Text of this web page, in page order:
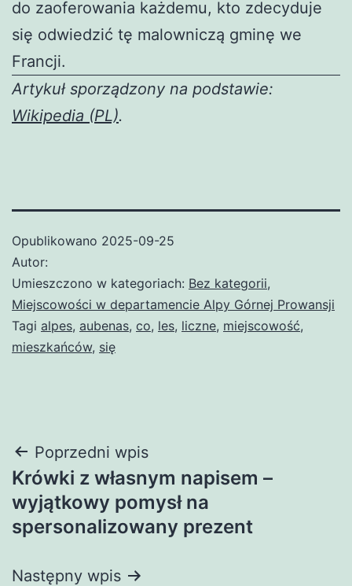
do zaoferowania każdemu, kto zdecyduje
się odwiedzić tę malowniczą gminę we
Francji.
Artykuł sporządzony na podstawie:
Wikipedia (PL).
Opublikowano 2025-09-25
Autor:
Umieszczono w kategoriach: Bez kategorii,
Miejscowości w departamencie Alpy Górnej Prowansji
Tagi alpes, aubenas, co, les, liczne, miejscowość,
mieszkańców, się
Nawigacja
wpisu
Poprzedni wpis
Krówki z własnym napisem –
wyjątkowy pomysł na
spersonalizowany prezent
Następny wpis